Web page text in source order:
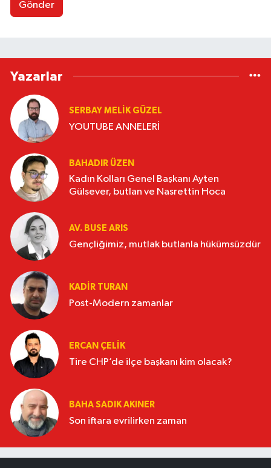
Gönder
Yazarlar
SERBAY MELIK GÜZEL
YOUTUBE ANNELERİ
BAHADIR ÜZEN
Kadın Kolları Genel Başkanı Ayten
Gülsever, butlan ve Nasrettin Hoca
AV. BUSE ARIS
Gençliğimiz, mutlak butlanla hükümsüzdür
KADIR TURAN
Post-Modern zamanlar
ERCAN ÇELIK
Tire CHP’de ilçe başkanı kim olacak?
BAHA SADIK AKINER
Son iftara evrilirken zaman